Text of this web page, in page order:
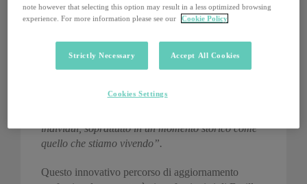
aggiornare le sue skill, in modo tale da permettergli
di crescere professionalmente, consentendo di
performance di lungo periodo in un ecosistema
sempre più competitivo e in evoluzione. La scelta di
una visione illuminata e rivolta al futuro possano
individui, soprattutto in un momento storico come
quello che stiamo vivendo”.
Questo innovativo percorso di aggiornamento
note however that selecting this option may result in a less optimized browsing
experience. For more information please see our
Cookie Policy
Strictly Necessary Accept All Cookies
Cookies Settings